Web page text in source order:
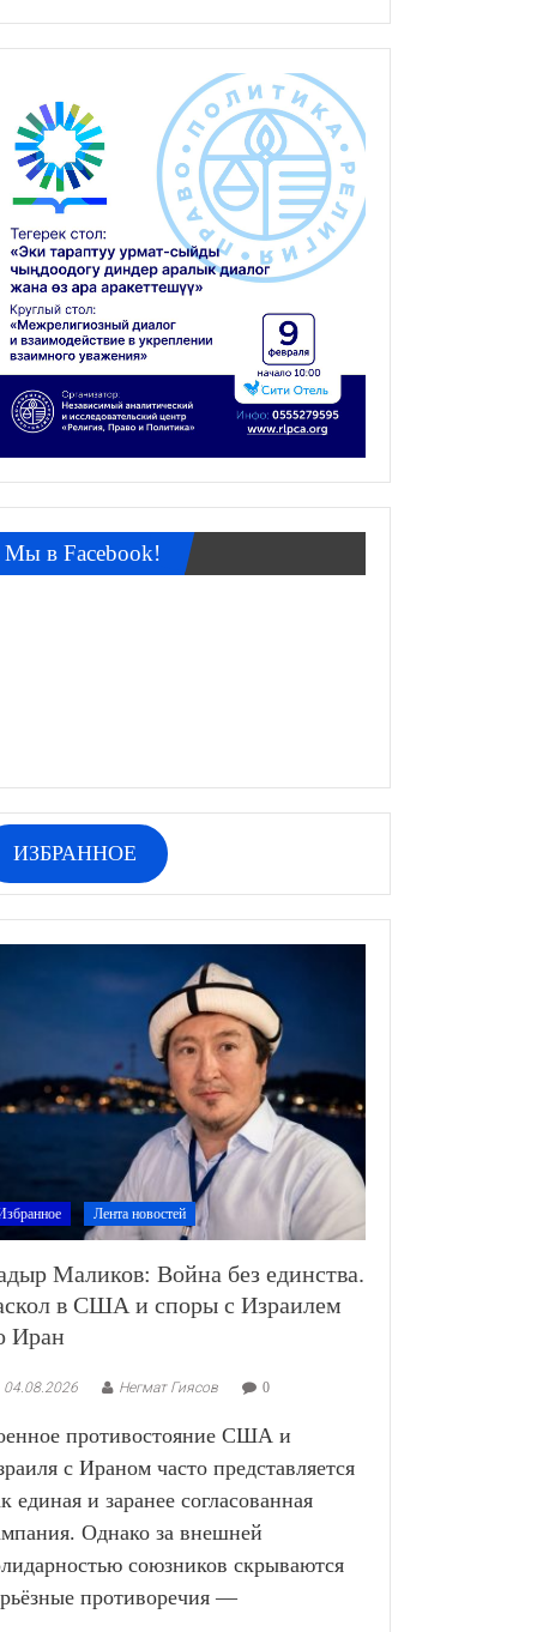
Мы в Facebook!
ИЗБРАННОЕ
Лента новостей
Маликов: Война без единства.
в США и споры с Израилем
Иран
04.08.2026 Негмат Гиясов 0
противостояние США и
с Ираном часто представляется
единая и заранее согласованная
Однако за внешней
союзников скрываются
противоречия —